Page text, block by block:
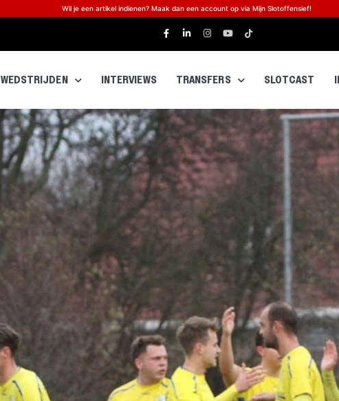
Wil je een artikel indienen? Maak dan een account op via Mijn Slotoffensief!
WEDSTRIJDEN INTERVIEWS TRANSFERS SLOTCAST